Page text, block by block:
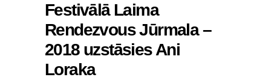
Festivālā Laima
Rendezvous Jūrmala –
2018 uzstāsies Ani
Loraka